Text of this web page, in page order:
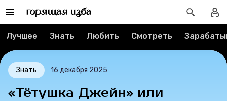
Тесты
Великие женщины
Тренды
Лучшее Знать Любить Смотреть
Знать 16 декабря 2025
«Тётушка Джейн» или